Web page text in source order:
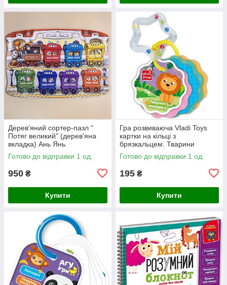
Дерев'яний сортер-пазл "
Потяг великий" (дерев'яна
вкладка) Ань Янь
Готово до відправки 1 од.
950 ₴
Купити
Гра розвиваюча Vladi Toys
картки на кільці з
брязкальцем. Тварини
зоопарку
Готово до відправки 1 од.
195 ₴
Купити